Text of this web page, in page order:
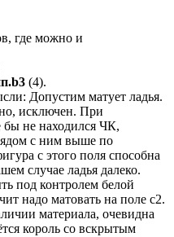
где можно и
(4).
Допустим матует ладья.
исключен. При
бы не находился ЧК,
с ним выше по
с этого поля способна
случае ладья далеко.
под контролем белой
надо матовать на поле с2.
материала, очевидна
король со вскрытым